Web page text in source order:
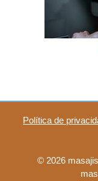
Política de
© 2026